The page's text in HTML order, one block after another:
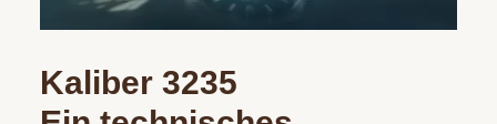
Kaliber 3235